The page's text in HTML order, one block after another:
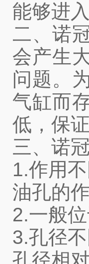
能够进
二、诺
会产生
问题。
气缸而
低，保
三、诺
1.作用不
油孔的
2.一般
3.孔径不